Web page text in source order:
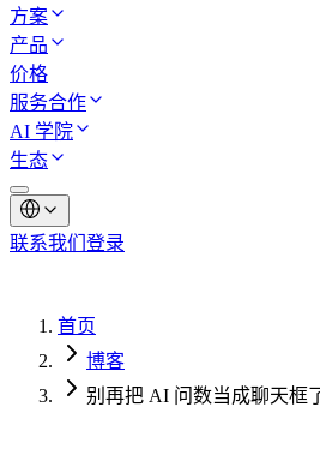
方案
产品
价格
服务合作
AI 学院
生态
联系我们 登录
首页
博客
别再把 AI 问数当成聊天框